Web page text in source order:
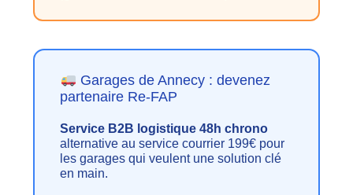
Garages de Annecy : devenez
partenaire Re-FAP
Service B2B logistique 48h chrono
alternative au service courrier 199€ pour
les garages qui veulent une solution clé
en main.